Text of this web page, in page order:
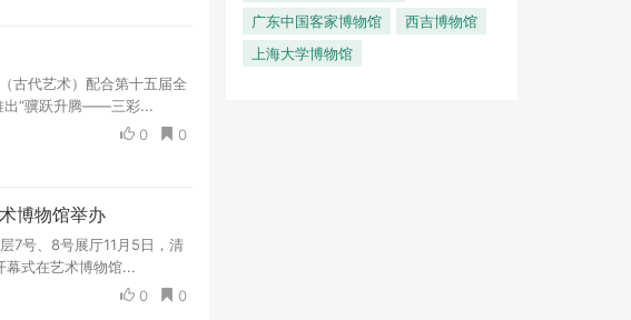
古代艺术）配合第十五届全
出“骥跃升腾——三彩...
0
0
博物馆举办
7号、8号展厅11月5日，清
幕式在艺术博物馆...
0
0
广东中国客家博物馆
西吉博物馆
上海大学博物馆